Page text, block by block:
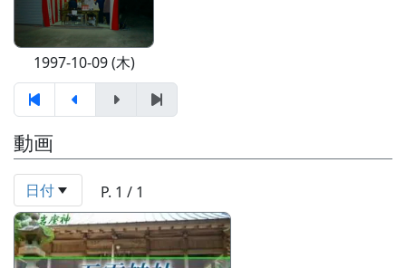
1997-10-09 (木)
動画
日付 P. 1 / 1